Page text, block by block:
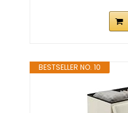
BESTSELLER NO. 10